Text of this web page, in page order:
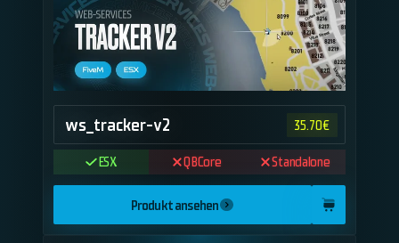
ws_tracker-v2 35.70€
ESX QBCore Standalone
Produkt ansehen